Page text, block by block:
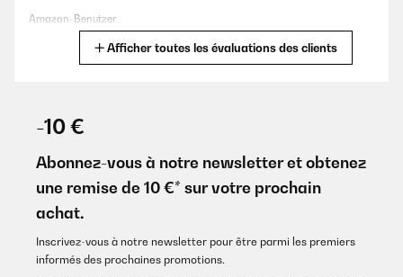
Amazon-Benutzer
Traduire
Afficher toutes les évaluations des clients
-10 €
Abonnez-vous à notre newsletter et obtenez
une remise de 10 €* sur votre prochain
achat.
Inscrivez-vous à notre newsletter pour être parmi les premiers
informés des prochaines promotions.